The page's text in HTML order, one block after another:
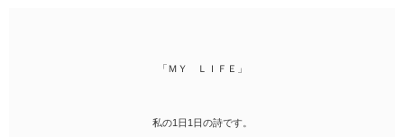
「ＭＹ ＬＩＦＥ」
私の1日1日の詩です。